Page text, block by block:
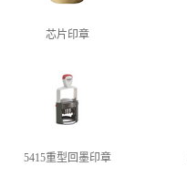
芯片印章
5415重型回墨印章